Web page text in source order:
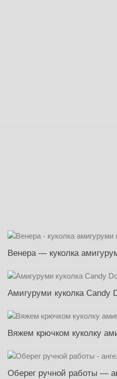
Венера — куколка
Амигуруми куколка Candy
Вяжем крючком куколку
Оберег ручной работы —